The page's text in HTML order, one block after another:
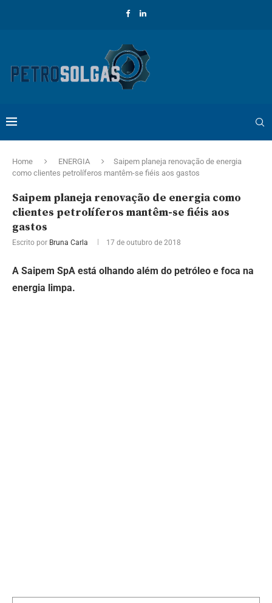
Home ENERGIA
Saipem planeja renovação de energia
como clientes petrolíferos mantêm-se fiéis aos gastos
Saipem planeja renovação de energia como
clientes petrolíferos mantêm-se fiéis aos
gastos
Escrito por Bruna Carla 17 de outubro de 2018
A Saipem SpA está olhando além do petróleo e foca na
energia limpa.